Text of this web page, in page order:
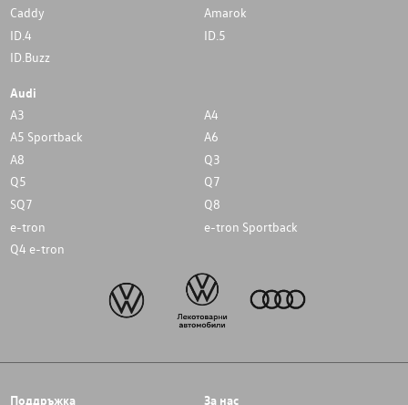
Caddy
Amarok
ID.4
ID.5
ID.Buzz
Audi
A3
A4
A5 Sportback
A6
A8
Q3
Q5
Q7
SQ7
Q8
e-tron
e-tron Sportback
Q4 e-tron
Поддръжка За нас